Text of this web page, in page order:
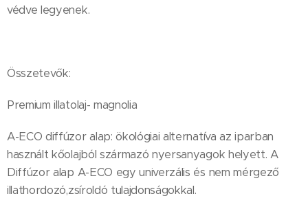
védve legyenek.
Összetevők:
Premium illatolaj- magnolia
A-ECO diffúzor alap: ökológiai alternatíva az iparban
használt kőolajból származó nyersanyagok helyett. A
Diffúzor alap A-ECO egy univerzális és nem mérgező
illathordozó,zsíroldó tulajdonságokkal.